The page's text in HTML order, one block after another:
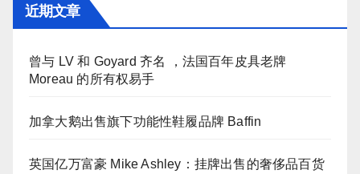
近期文章
曾与 LV 和 Goyard 齐名 ，法国百年皮具老牌
Moreau 的所有权易手
加拿大鹅出售旗下功能性鞋履品牌 Baffin
英国亿万富豪 Mike Ashley：挂牌出售的奢侈品百货